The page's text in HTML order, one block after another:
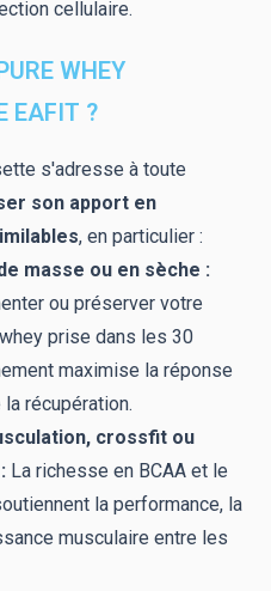
cellulaire.
WHEY
EAFIT ?
s'adresse à toute
son apport en
, en particulier :
masse ou en sèche :
ou préserver votre
prise dans les 30
maximise la réponse
récupération.
crossfit ou
La richesse en BCAA et le
la performance, la
musculaire entre les